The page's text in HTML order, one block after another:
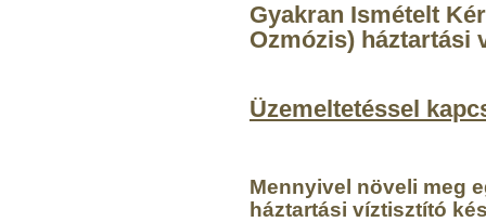
Gyakran Ismételt
Ozmózis) háztartási
Üzemeltetéssel
Mennyivel növeli meg
háztartási víztisztító